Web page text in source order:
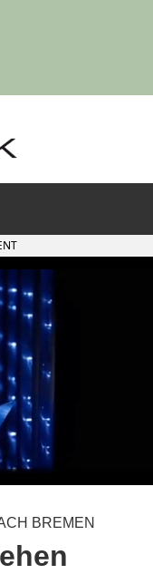
BREMEN